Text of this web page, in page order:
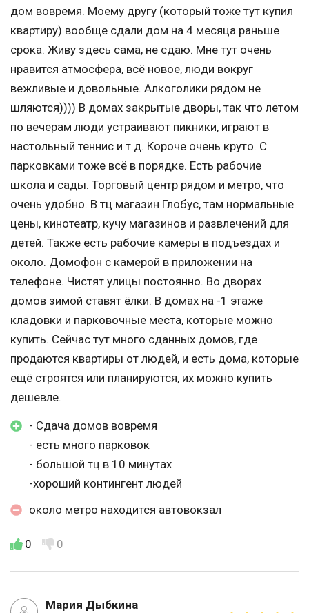
дом вовремя. Моему другу (который тоже тут купил
квартиру) вообще сдали дом на 4 месяца раньше
срока. Живу здесь сама, не сдаю. Мне тут очень
нравится атмосфера, всё новое, люди вокруг
вежливые и довольные. Алкоголики рядом не
шляются)))) В домах закрытые дворы, так что летом
по вечерам люди устраивают пикники, играют в
настольный теннис и т.д. Короче очень круто. С
парковками тоже всё в порядке. Есть рабочие
школа и сады. Торговый центр рядом и метро, что
очень удобно. В тц магазин Глобус, там нормальные
цены, кинотеатр, кучу магазинов и развлечений для
детей. Также есть рабочие камеры в подъездах и
около. Домофон с камерой в приложении на
телефоне. Чистят улицы постоянно. Во дворах
домов зимой ставят ёлки. В домах на -1 этаже
кладовки и парковочные места, которые можно
купить. Сейчас тут много сданных домов, где
продаются квартиры от людей, и есть дома, которые
ещё строятся или планируются, их можно купить
дешевле.
- Сдача домов вовремя
- есть много парковок
- большой тц в 10 минутах
-хороший контингент людей
около метро находится автовокзал
0 0
Мария Дыбкина